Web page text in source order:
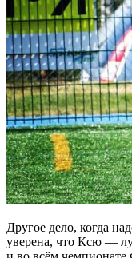
Другое дело, когда
уверена, что Ксю —